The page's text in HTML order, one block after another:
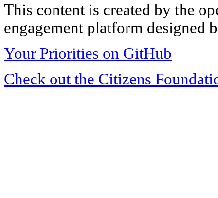
This content is created by the
engagement platform designed
Your Priorities on GitHub
Check out the Citizens